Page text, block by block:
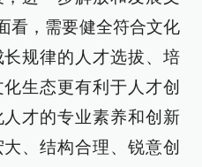
看，需要健全符合文化
规律的人才选拔、培
生态更有利于人才创
才的专业素养和创新
、结构合理、锐意创